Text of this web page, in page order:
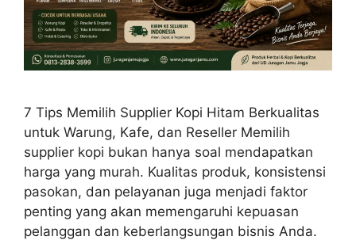
7 Tips Memilih Supplier Kopi Hitam Berkualitas
untuk Warung, Kafe, dan Reseller Memilih
supplier kopi bukan hanya soal mendapatkan
harga yang murah. Kualitas produk, konsistensi
pasokan, dan pelayanan juga menjadi faktor
penting yang akan memengaruhi kepuasan
pelanggan dan keberlangsungan bisnis Anda.